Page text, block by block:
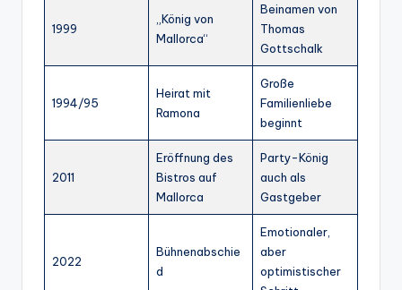
1999
„König von
Mallorca“
Beinamen von
Thomas
Gottschalk
1994/95
Heirat mit
Ramona
Große
Familienliebe
beginnt
2011
Eröffnung des
Bistros auf
Mallorca
Party-König
auch als
Gastgeber
2022
Bühnenabschie
d
Emotionaler,
aber
optimistischer